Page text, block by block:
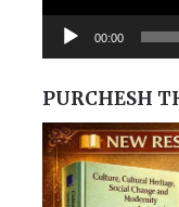
00:00
PURCHESH